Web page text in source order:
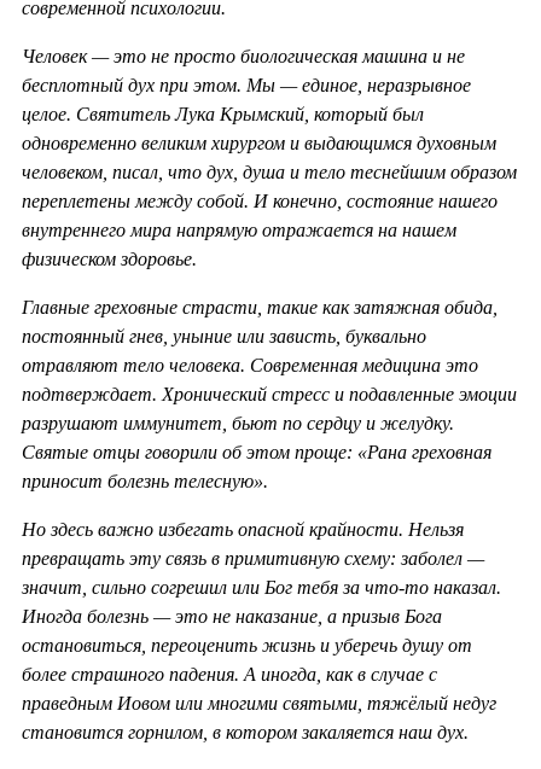
современной психологии.
Человек — это не просто биологическая машина и не
бесплотный дух при этом. Мы — единое, неразрывное
целое. Святитель Лука Крымский, который был
одновременно великим хирургом и выдающимся духовным
человеком, писал, что дух, душа и тело теснейшим образом
переплетены между собой. И конечно, состояние нашего
внутреннего мира напрямую отражается на нашем
физическом здоровье.
Главные греховные страсти, такие как затяжная обида,
постоянный гнев, уныние или зависть, буквально
отравляют тело человека. Современная медицина это
подтверждает. Хронический стресс и подавленные эмоции
разрушают иммунитет, бьют по сердцу и желудку.
Святые отцы говорили об этом проще: «Рана греховная
приносит болезнь телесную».
Но здесь важно избегать опасной крайности. Нельзя
превращать эту связь в примитивную схему: заболел —
значит, сильно согрешил или Бог тебя за что-то наказал.
Иногда болезнь — это не наказание, а призыв Бога
остановиться, переоценить жизнь и уберечь душу от
более страшного падения. А иногда, как в случае с
праведным Иовом или многими святыми, тяжёлый недуг
становится горнилом, в котором закаляется наш дух.